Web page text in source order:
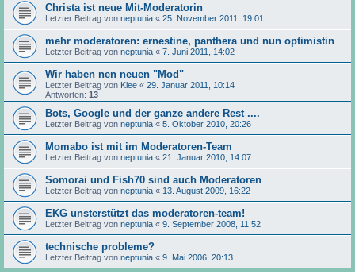
Christa ist neue Mit-Moderatorin
Letzter Beitrag von neptunia « 25. November 2011, 19:01
mehr moderatoren: ernestine, panthera und nun optimistin
Letzter Beitrag von neptunia « 7. Juni 2011, 14:02
Wir haben nen neuen "Mod"
Letzter Beitrag von Klee « 29. Januar 2011, 10:14
Antworten: 13
Bots, Google und der ganze andere Rest ....
Letzter Beitrag von neptunia « 5. Oktober 2010, 20:26
Momabo ist mit im Moderatoren-Team
Letzter Beitrag von neptunia « 21. Januar 2010, 14:07
Somorai und Fish70 sind auch Moderatoren
Letzter Beitrag von neptunia « 13. August 2009, 16:22
EKG unsterstützt das moderatoren-team!
Letzter Beitrag von neptunia « 9. September 2008, 11:52
technische probleme?
Letzter Beitrag von neptunia « 9. Mai 2006, 20:13